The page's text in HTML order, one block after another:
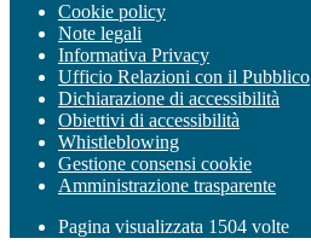
Cookie policy
Note legali
Informativa Privacy
Ufficio Relazioni con il Pubblico
Dichiarazione di accessibilità
Obiettivi di accessibilità
Whistleblowing
Gestione consensi cookie
Amministrazione trasparente
Pagina visualizzata 1504 volte